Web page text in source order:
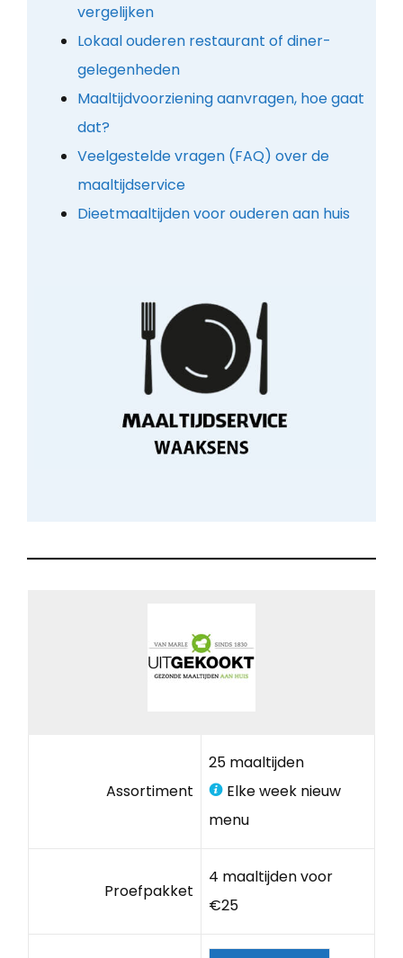
vergelijken
Lokaal ouderen restaurant of diner-
gelegenheden
Maaltijdvoorziening aanvragen, hoe gaat
dat?
Veelgestelde vragen (FAQ) over de
maaltijdservice
Dieetmaaltijden voor ouderen aan huis
Assortiment
25 maaltijden
Elke week nieuw
menu
Proefpakket
4 maaltijden voor
€25